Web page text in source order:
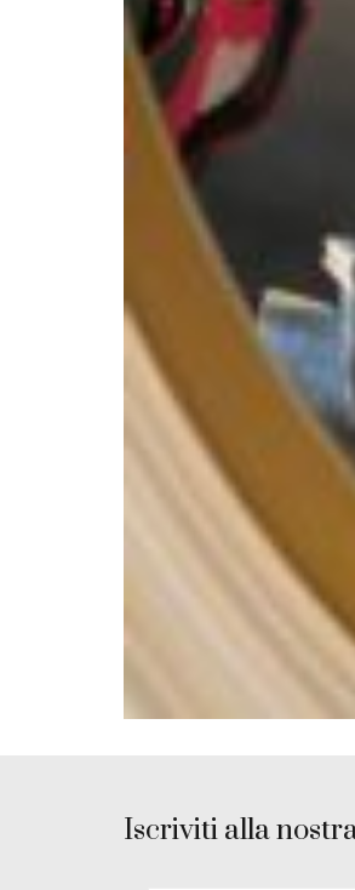
Iscriviti alla